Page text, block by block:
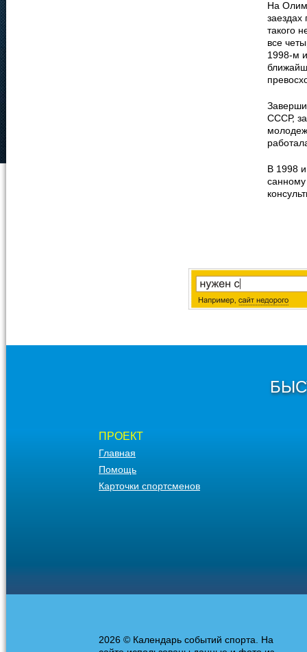
На
такого
все
1998-м
СССР,
В 1998
ПРОЕКТ
Главная
Помощь
Карточки спортсменов
2026 © Календарь событий спорта. На